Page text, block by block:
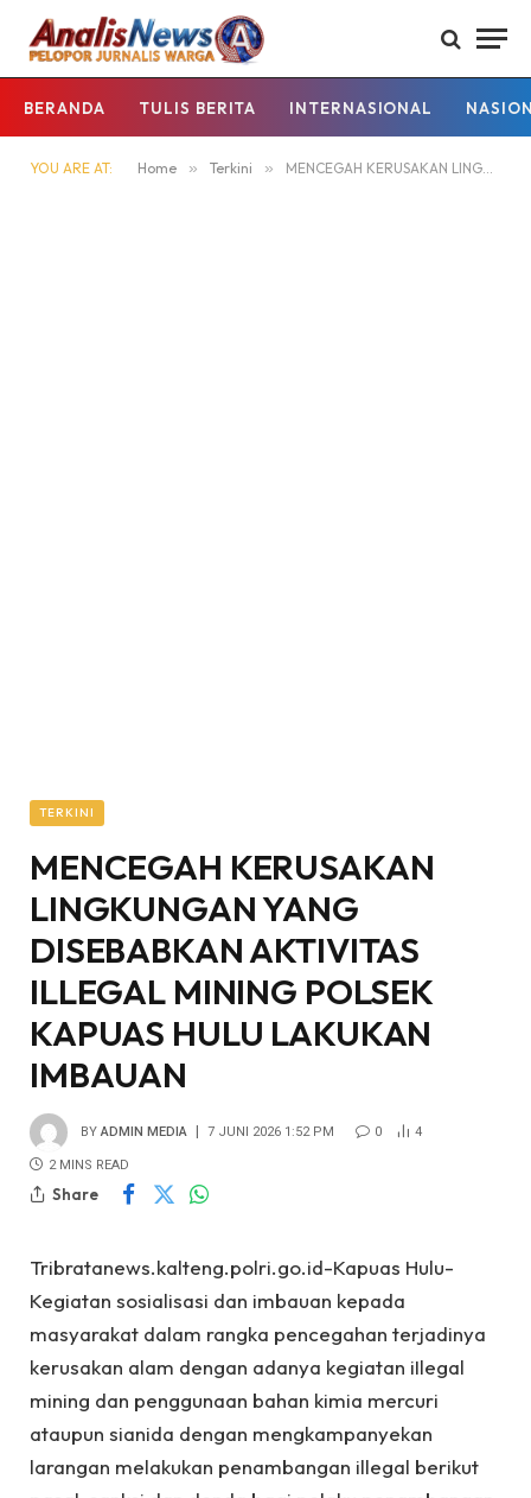
BERANDA TULIS BERITA INTERNASIONAL
YOU ARE AT: Home » Terkini » MENCEGAH KERUSAKAN LINGKUNGAN YANG DISEBABKAN AKTIVITAS ILLEGAL MINING POLSEK KAPUAS HULU LAKUKAN IMBAUAN
TERKINI
MENCEGAH KERUSAKAN
LINGKUNGAN YANG
DISEBABKAN AKTIVITAS
ILLEGAL MINING POLSEK
KAPUAS HULU LAKUKAN
IMBAUAN
BY ADMIN MEDIA 7 JUNI 2026 1:52 PM 0 4
2 MINS READ
Share
Tribratanews.kalteng.polri.go.id-Kapuas Hulu-
Kegiatan sosialisasi dan imbauan kepada
masyarakat dalam rangka pencegahan terjadinya
kerusakan alam dengan adanya kegiatan iIlegal
mining dan penggunaan bahan kimia mercuri
ataupun sianida dengan mengkampanyekan
larangan melakukan penambangan illegal berikut